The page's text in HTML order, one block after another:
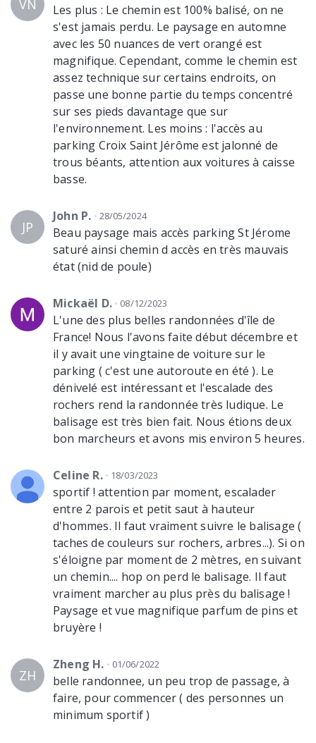
VN
Les plus : Le chemin est 100% balisé, on ne
s'est jamais perdu. Le paysage en automne
avec les 50 nuances de vert orangé est
magnifique. Cependant, comme le chemin est
assez technique sur certains endroits, on
passe une bonne partie du temps concentré
sur ses pieds davantage que sur
l'environnement. Les moins : l'accès au
parking Croix Saint Jérôme est jalonné de
trous béants, attention aux voitures à caisse
basse.
JP
John P. 28/05/2024
Beau paysage mais accès parking St Jérome
saturé ainsi chemin d accès en très mauvais
état (nid de poule)
Mickaël D. 08/12/2023
L'une des plus belles randonnées d'île de
France! Nous l'avons faite début décembre et
il y avait une vingtaine de voiture sur le
parking ( c'est une autoroute en été ). Le
dénivelé est intéressant et l'escalade des
rochers rend la randonnée très ludique. Le
balisage est très bien fait. Nous étions deux
bon marcheurs et avons mis environ 5 heures.
Celine R. 18/03/2023
sportif ! attention par moment, escalader
entre 2 parois et petit saut à hauteur
d'hommes. Il faut vraiment suivre le balisage (
taches de couleurs sur rochers, arbres...). Si on
s'éloigne par moment de 2 mètres, en suivant
un chemin.... hop on perd le balisage. Il faut
vraiment marcher au plus près du balisage !
Paysage et vue magnifique parfum de pins et
bruyère !
ZH
Zheng H. 01/06/2022
belle randonnee, un peu trop de passage, à
faire, pour commencer ( des personnes un
minimum sportif )